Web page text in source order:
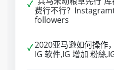
✓
费行不行？
followers
✓2020亚马逊如何操作
IG 软件,IG 增加 粉絲